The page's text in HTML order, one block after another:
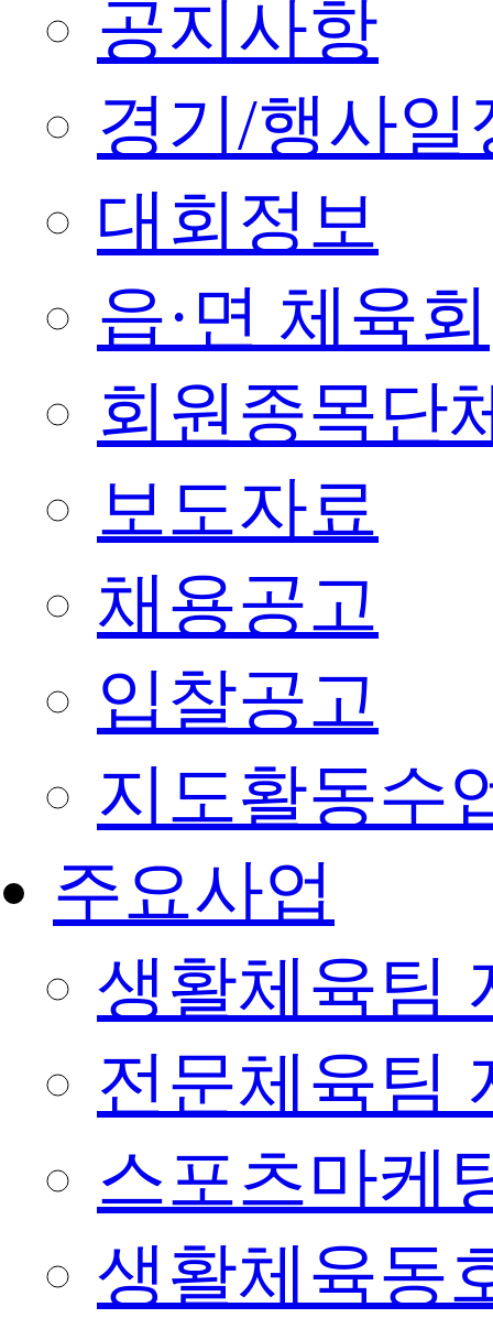
공지사항
경기/행사일
대회정보
읍·면 체육회
회원종목단
보도자료
채용공고
입찰공고
지도활동수
주요사업
생활체육팀
전문체육팀
스포츠마케
생활체육동